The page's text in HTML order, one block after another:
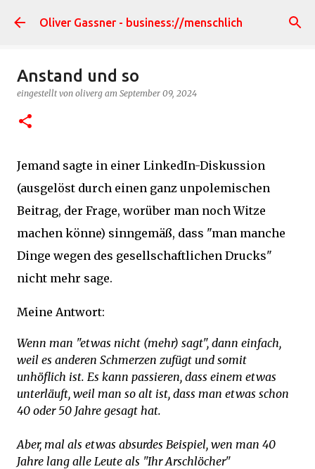
Direkt zum Hauptbereich
Oliver Gassner - business://menschlich
Anstand und so
eingestellt von oliverg am September 09, 2024
Jemand sagte in einer LinkedIn-Diskussion
(ausgelöst durch einen ganz unpolemischen
Beitrag, der Frage, worüber man noch Witze
machen könne) sinngemäß, dass "man manche
Dinge wegen des gesellschaftlichen Drucks"
nicht mehr sage.
Meine Antwort:
Wenn man "etwas nicht (mehr) sagt", dann einfach,
weil es anderen Schmerzen zufügt und somit
unhöflich ist. Es kann passieren, dass einem etwas
unterläuft, weil man so alt ist, dass man etwas schon
40 oder 50 Jahre gesagt hat.
Aber, mal als etwas absurdes Beispiel, wen man 40
Jahre lang alle Leute als "Ihr Arschlöcher"